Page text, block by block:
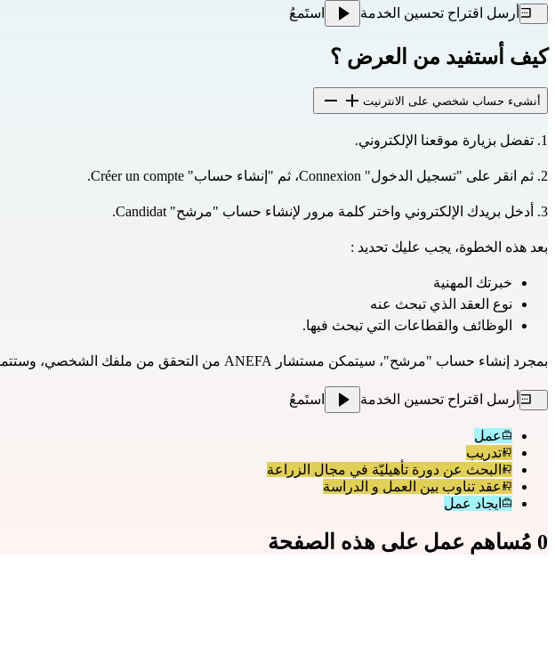
أرسل اقتراح تحسين الخدمة استَمعُ
كيف أستفيد من العرض ؟
أنشىء حساب شخصي على الانترنيت
1. تفضل بزيارة موقعنا الإلكتروني.
2. ثم انقر على "تسجيل الدخول" Connexion، ثم "إنشاء حساب" Créer un compte.
3. أدخل بريدك الإلكتروني واختر كلمة مرور لإنشاء حساب "مرشح" Candidat.
بعد هذه الخطوة، يجب عليك تحديد :
خبرتك المهنية
نوع العقد الذي تبحث عنه
الوظائف والقطاعات التي تبحث فيها.
بمجرد إنشاء حساب "مرشح"، سيتمكن مستشار ANEFA من التحقق من ملفك الشخصي، وستتمكن من التقدم لعروض العمل التي تهمك.
أرسل اقتراح تحسين الخدمة استَمعُ
عمل
تدريب
البحث عن دورة تأهيليّة في مجال الزراعة
عقد تناوب بين العمل و الدراسة
ايجاد عمل
0 مُساهم عمل على هذه الصفحة